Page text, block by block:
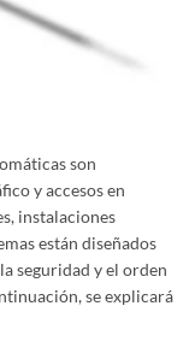
son
y accesos en
instalaciones
están diseñados
seguridad y el orden
se explicará